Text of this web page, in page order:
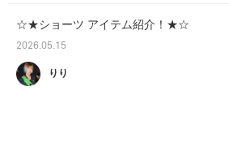
☆★ショーツ アイテム紹介！★☆
2026.05.15
りり